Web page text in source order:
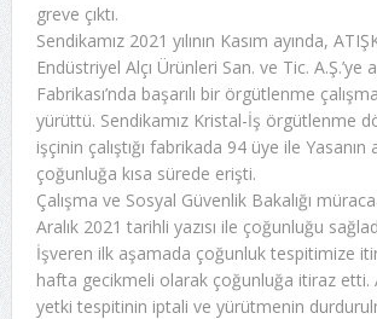
greve çıktı.
Sendikamız 2021 yılının Kasım ayında,
Endüstriyel Alçı Ürünleri San. ve Tic. A.Ş.’ye
Fabrikası’nda başarılı bir örgütlenme
yürüttü. Sendikamız Kristal-İş örgütlenme
işçinin çalıştığı fabrikada 94 üye ile Yasanın
çoğunluğa kısa sürede erişti.
Çalışma ve Sosyal Güvenlik Bakalığı
Aralık 2021 tarihli yazısı ile çoğunluğu
İşveren ilk aşamada çoğunluk tespitimize
hafta gecikmeli olarak çoğunluğa itiraz etti.
yetki tespitinin iptali ve yürütmenin